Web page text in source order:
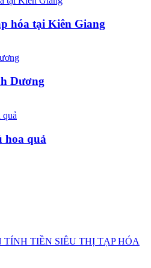
hóa tại Kiên Giang
Dương
hoa quả